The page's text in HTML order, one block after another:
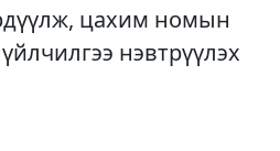
цахим номын
нэвтрүүлэх